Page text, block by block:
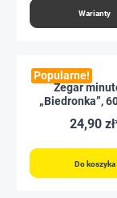
Warianty
Popularne!
Zegar
„Biedronka”,
24,90
Do koszyka